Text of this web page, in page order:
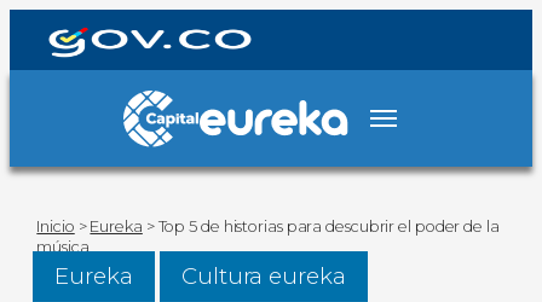
Inicio > Eureka > Top 5 de historias para descubrir el poder de la
música
Eureka
Cultura eureka